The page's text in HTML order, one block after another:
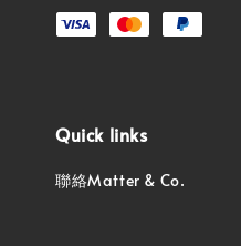
Quick links
聯絡Matter & Co.